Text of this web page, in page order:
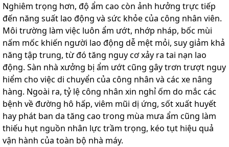
Nghiêm trọng hơn, độ ẩm cao còn ảnh hưởng trực tiếp
đến năng suất lao động và sức khỏe của công nhân viên.
Môi trường làm việc luôn ẩm ướt, nhớp nháp, bốc mùi
nấm mốc khiến người lao động dễ mệt mỏi, suy giảm khả
năng tập trung, từ đó tăng nguy cơ xảy ra tai nạn lao
động. Sàn nhà xưởng bị ẩm ướt cũng gây trơn trượt nguy
hiểm cho việc di chuyển của công nhân và các xe nâng
hàng. Ngoài ra, tỷ lệ công nhân xin nghỉ ốm do mắc các
bệnh về đường hô hấp, viêm mũi dị ứng, sốt xuất huyết
hay phát ban da tăng cao trong mùa mưa ẩm cũng làm
thiếu hụt nguồn nhân lực trầm trọng, kéo tụt hiệu quả
vận hành của toàn bộ nhà máy.